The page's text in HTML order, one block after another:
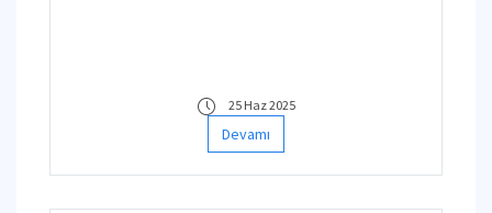
25 Haz 2025
Devamı